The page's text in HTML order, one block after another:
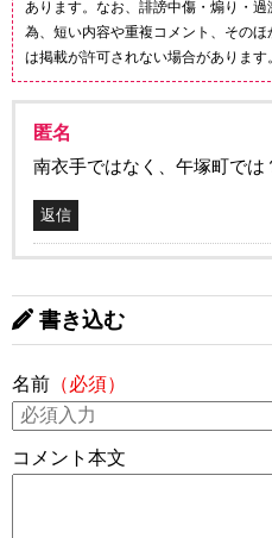
あります。なお、誹謗中傷・煽り・
為、短い内容や重複コメント、その
は掲載が許可されない場合があります
匿名
南衣手ではなく、午塚町では
返信
書き込む
名前 （必須）
コメント本文